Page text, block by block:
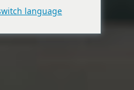
language